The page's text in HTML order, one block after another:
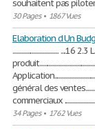
souhaitent pas
30 Pages• 1867 Vues
Elaboration d Un
..................................
général des
commerciaux
34 Pages• 1762 Vues